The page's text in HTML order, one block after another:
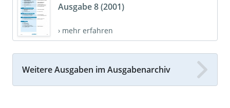
Ausgabe 8 (2001)
› mehr erfahren
Weitere Ausgaben im Ausgabenarchiv